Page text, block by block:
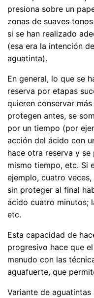
presiona sobre un
zonas de suaves
si se han realizado
(esa era la intención
aguatinta).
En general, lo que se
reserva por etapas
quieren conservar
protegen antes, se
por un tiempo (por
acción del ácido con
hace otra reserva y
mismo tiempo, etc. Si
ejemplo, cuatro
sin proteger al final
ácido cuatro minutos;
etc.
Esta capacidad de
progresivo hace que
menudo con las
aguafuerte, que
Variante de